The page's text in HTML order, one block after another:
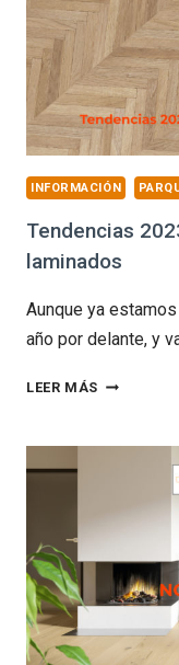
PARQUET
INFORMACIÓN
Tendencias
laminados
Aunque ya
año por delante, y
LEER MÁS
EN